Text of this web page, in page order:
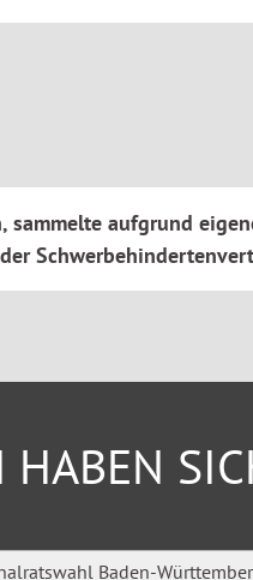
sammelte aufgrund